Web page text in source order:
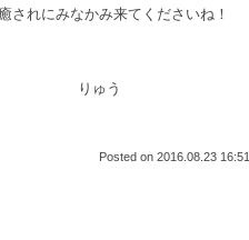
されにみなかみ来てくださいね！
りゅう
Posted on 2016.08.23 16:51